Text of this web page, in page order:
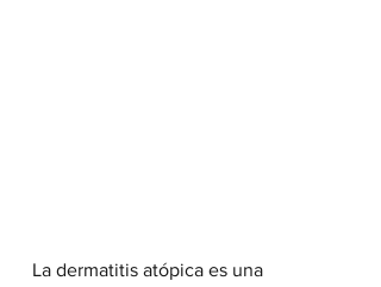
La dermatitis atópica es una